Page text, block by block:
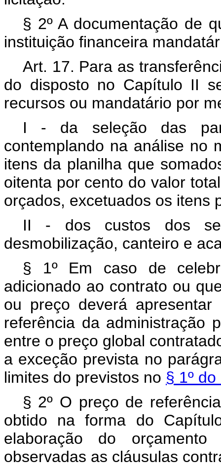
§ 2º A documentação de
instituição financeira
Art. 17. Para as
do disposto no Capítulo II
recursos ou mandatário por
I - da seleção das
contemplando na análise no
itens da planilha que
oitenta por cento do valor
orçados, excetuados os itens
II - dos custos dos
desmobilização, canteiro e
§ 1º Em caso de
adicionado ao contrato ou
ou preço deverá
referência da administração
entre o preço global
a exceção prevista no
limites do previstos no § 1º
§ 2º O preço de
obtido na forma do
elaboração do
observadas as cláusulas